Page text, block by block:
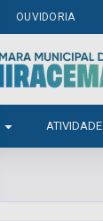
OUVIDORIA